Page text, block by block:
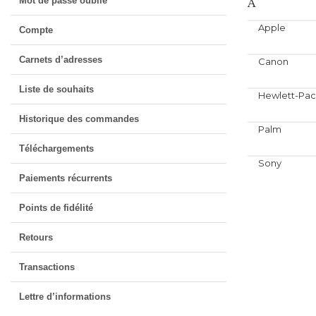
Compte
Carnets d’adresses
Liste de souhaits
Historique des commandes
Téléchargements
Paiements récurrents
Points de fidélité
Retours
Transactions
Lettre d’informations
Apple
Canon
Hewlett-
Palm
Sony